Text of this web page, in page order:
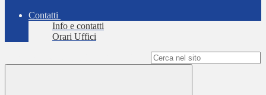
Contatti
Info e contatti
Orari Uffici